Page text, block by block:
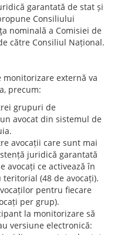
garantată de stat și
Consiliului
nominală a Comisiei de
către Consiliul Național.
externă va
precum:
grupuri de
avocat din sistemul de
avocații care sunt mai
juridică garantată
avocați ce activează în
(48 de avocați).
pentru fiecare
per grup).
la monitorizare să
versiune electronică: